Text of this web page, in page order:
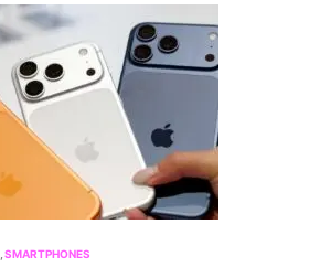
SMARTPHONES